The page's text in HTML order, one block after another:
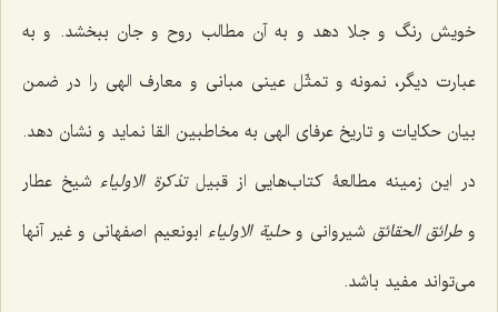
خویش رنگ و جلا دهد و به آن مطالب روح و جان ببخشد. و به
عبارت دیگر، نمونه و تمثّل عینی مبانی و معارف الهی را در ضمن
بیان حکایات و تاریخ عرفای الهی به مخاطبین القا نماید و نشان دهد.
در این زمینه مطالعۀ کتاب‌هایی از قبیلتذکرة الاولیاءشیخ عطار
وطرائق الحقائق شیروانی وحلیة الاولیاءابونعیم اصفهانی و غیر آنها
می‌تواند مفید باشد.